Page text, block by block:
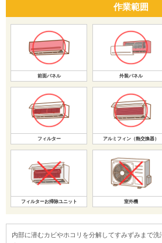
作業範囲
前面パネル 外装パネル
フィルター アルミフィン（熱交換器）
フィルターお掃除ユニット 室外機
内部に潜むカビやホコリを分解してすみずみまで洗